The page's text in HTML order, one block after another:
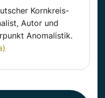
Kornkreis-
Autor und
Anomalistik.